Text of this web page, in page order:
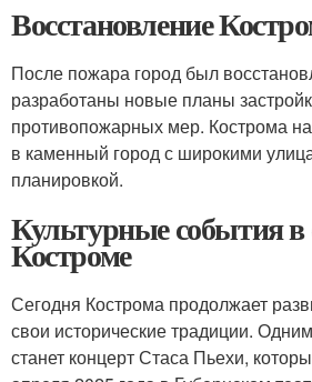
Восстановление
После пожара город был
разработаны новые планы
противопожарных мер. Кострома
в каменный город с широкими
планировкой.
Культурные события в
Костроме
Сегодня Кострома продолжает
свои исторические традиции.
станет концерт Стаса Пьехи,